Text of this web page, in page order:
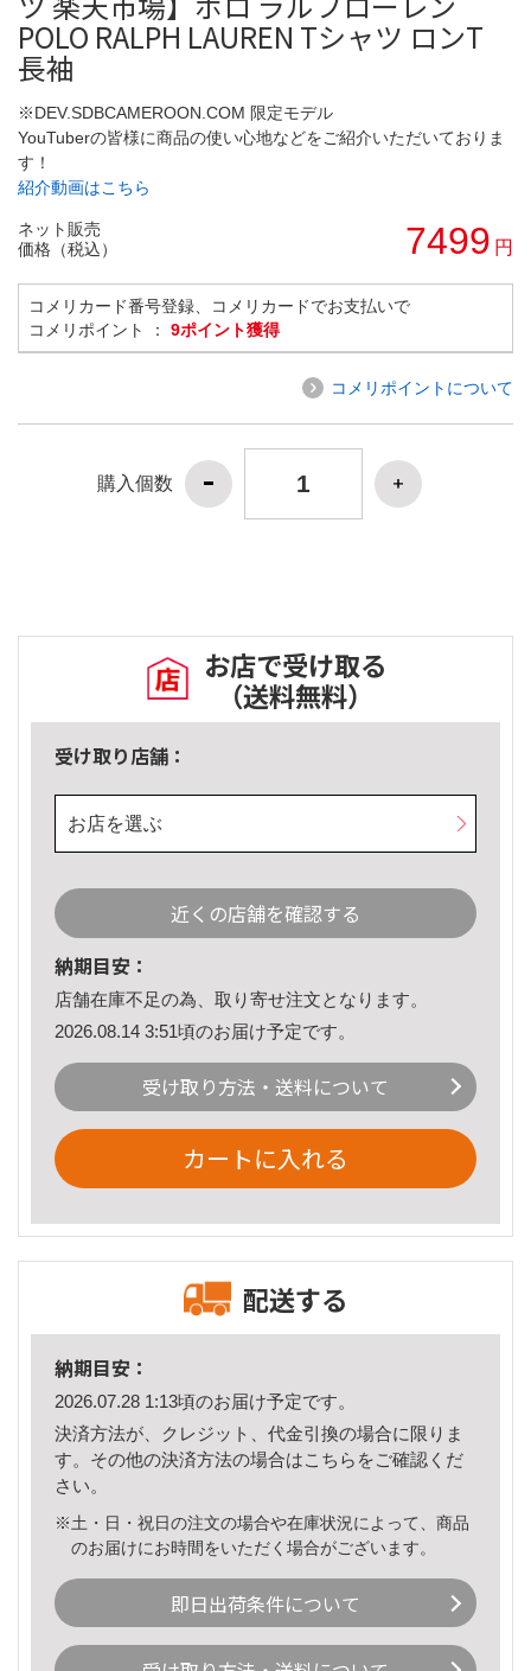
POLO RALPH LAUREN Tシャツ ロンT
長袖
※DEV.SDBCAMEROON.COM 限定モデル
YouTuberの皆様に商品の使い心地などをご紹介いただいておりま
す！
紹介動画はこちら
ネット販売
価格（税込）
7499 円
コメリカード番号登録、コメリカードでお支払いで
コメリポイント ： 9ポイント獲得
コメリポイントについて
購入個数
お店で受け取る
（送料無料）
受け取り店舗：
お店を選ぶ
近くの店舗を確認する
納期目安：
店舗在庫不足の為、取り寄せ注文となります。
2026.08.14 3:51頃のお届け予定です。
受け取り方法・送料について
カートに入れる
配送する
納期目安：
2026.07.28 1:13頃のお届け予定です。
決済方法が、クレジット、代金引換の場合に限りま
す。その他の決済方法の場合はこちら をご確認くだ
さい。
※土・日・祝日の注文の場合や在庫状況によって、商品
のお届けにお時間をいただく場合がございます。
即日出荷条件について